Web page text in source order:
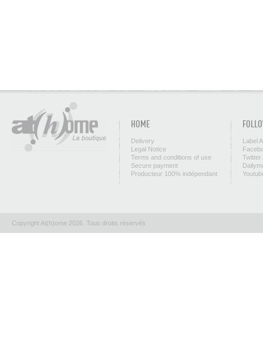
HOME
Delivery
Legal Notice
Terms and conditions of use
Secure payment
Producteur 100% indépendant
Label
Twitter
Copyright At(h)ome 2026. Tous droits réservés